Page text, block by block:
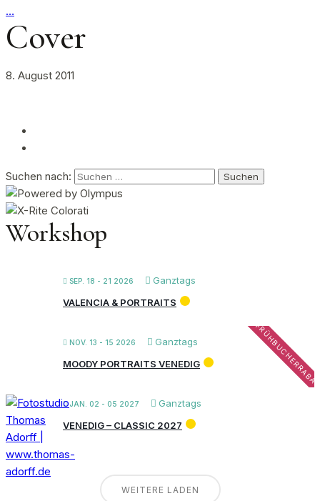
…
Cover
8. August 2011
Suchen nach:
Workshop
SEP. 18 - 21 2026
Ganztags
VALENCIA & PORTRAITS
NOV. 13 - 15 2026 Ganztags
MOODY PORTRAITS VENEDIG
JAN. 02 - 05 2027
Ganztags
VENEDIG – CLASSIC 2027
WEITERE LADEN